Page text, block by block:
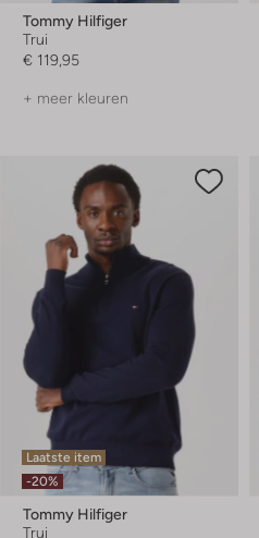
Tommy Hilfiger
Trui
€ 119,95
+ meer kleuren
Laatste item
-20%
Tommy Hilfiger
Trui